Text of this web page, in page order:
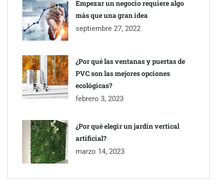
Empezar un negocio requiere algo
más que una gran idea
septiembre 27, 2022
¿Por qué las ventanas y puertas de
PVC son las mejores opciones
ecológicas?
febrero 3, 2023
¿Por qué elegir un jardín vertical
artificial?
marzo 14, 2023